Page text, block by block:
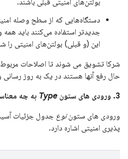
بولتن‌های امنیتی قبلی باشند.
جدیدتر استفاده می‌کنند باید همه
این (و قبلی) بولتن‌های امنیتی را
شرکا تشویق می شوند تا اصلاحات مربوط
حال رفع آنها هستند در یک به روز رسانی
3. ورودی های ستون
Type به چه
ورودی های ستوننوع جدول جزئیات
پذیری امنیتی اشاره دارد.